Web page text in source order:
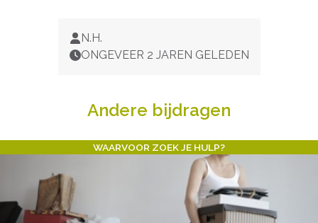
N.H.
ONGEVEER 2 JAREN GELEDEN
Andere bijdragen
WAARVOOR ZOEK JE HULP?